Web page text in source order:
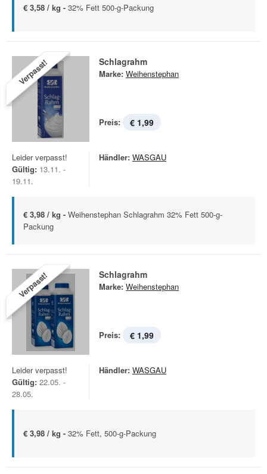
€ 3,58 / kg - 32% Fett 500-g-Packung
Verpasst! Schlagrahm
Marke: Weihenstephan
Preis: € 1,99
Leider verpasst!
Gültig: 13.11. -
19.11.
Händler: WASGAU
€ 3,98 / kg - Weihenstephan Schlagrahm 32% Fett 500-g-
Packung
Verpasst! Schlagrahm
Marke: Weihenstephan
Preis: € 1,99
Leider verpasst!
Gültig: 22.05. -
28.05.
Händler: WASGAU
€ 3,98 / kg - 32% Fett, 500-g-Packung